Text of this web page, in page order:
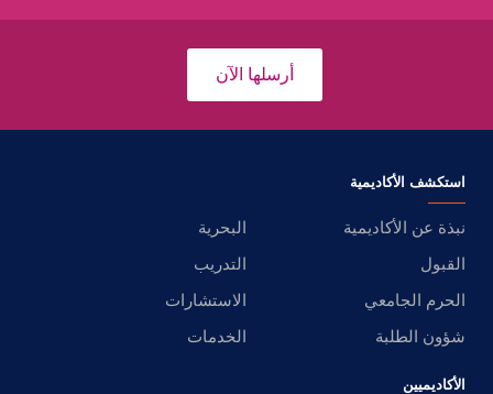
أرسلها الآن
استكشف الأكاديمية
نبذة عن الأكاديمية
البحرية
القبول
التدريب
الحرم الجامعي
الاستشارات
شؤون الطلبة
الخدمات
الأكاديميين